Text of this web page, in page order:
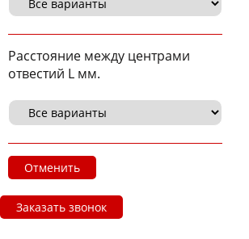
Расстояние между центрами
отвестий L мм.
Отменить
Заказать звонок